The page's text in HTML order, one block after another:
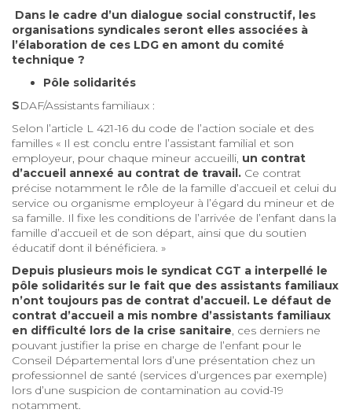
Dans le cadre d’un dialogue social constructif, les
organisations syndicales seront elles associées à
l’élaboration de ces LDG en amont du comité
technique ?
Pôle solidarités
SDAF/Assistants familiaux :
Selon l’article L 421-16 du code de l’action sociale et des
familles « Il est conclu entre l’assistant familial et son
employeur, pour chaque mineur accueilli, un contrat
d’accueil annexé au contrat de travail. Ce contrat
précise notamment le rôle de la famille d’accueil et celui du
service ou organisme employeur à l’égard du mineur et de
sa famille. Il fixe les conditions de l’arrivée de l’enfant dans la
famille d’accueil et de son départ, ainsi que du soutien
éducatif dont il bénéficiera. »
Depuis plusieurs mois le syndicat CGT a interpellé le
pôle solidarités sur le fait que des assistants familiaux
n’ont toujours pas de contrat d’accueil. Le défaut de
contrat d’accueil a mis nombre d’assistants familiaux
en difficulté lors de la crise sanitaire, ces derniers ne
pouvant justifier la prise en charge de l’enfant pour le
Conseil Départemental lors d’une présentation chez un
professionnel de santé (services d’urgences par exemple)
lors d’une suspicion de contamination au covid-19
notamment.